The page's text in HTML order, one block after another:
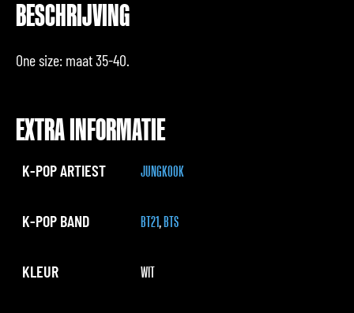
BESCHRIJVING
One size: maat 35-40.
EXTRA INFORMATIE
K-POP ARTIEST JUNGKOOK
K-POP BAND BT21, BTS
KLEUR WIT